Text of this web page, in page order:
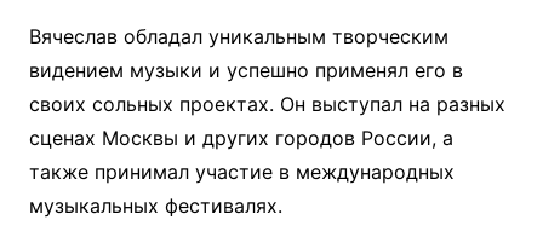
Вячеслав обладал уникальным творческим
видением музыки и успешно применял его в
своих сольных проектах. Он выступал на разных
сценах Москвы и других городов России, а
также принимал участие в международных
музыкальных фестивалях.